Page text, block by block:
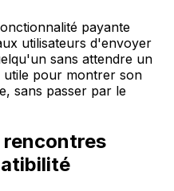
payante
utilisateurs d'envoyer
sans attendre un
utile pour montrer son
sans passer par le
rencontres